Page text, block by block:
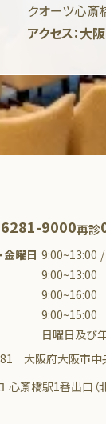
クオーツ心斎
アクセス：大
9000再診
金曜日 9:00~13:00
9:00~13:00
9:00~16:00
9:00~15:00
日曜日及び
大阪府大阪市中
心斎橋駅1番出口（